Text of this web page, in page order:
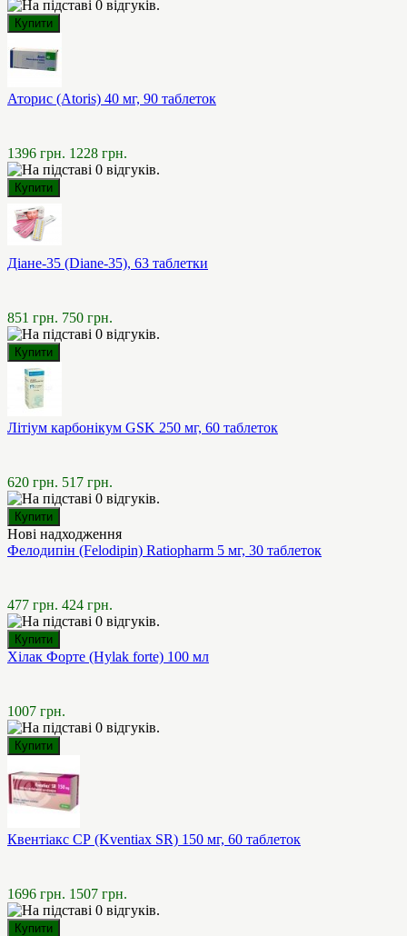
Аторис (Atoris) 40 мг, 90 таблеток
1396 грн. 1228 грн.
Діане-35 (Diane-35), 63 таблетки
851 грн. 750 грн.
Літіум карбонікум GSK 250 мг, 60 таблеток
620 грн. 517 грн.
Нові надходження
Фелодипін (Felodipin) Ratiopharm 5 мг, 30 таблеток
477 грн. 424 грн.
Хілак Форте (Hylak forte) 100 мл
1007 грн.
Квентіакс СР (Kventiax SR) 150 мг, 60 таблеток
1696 грн. 1507 грн.